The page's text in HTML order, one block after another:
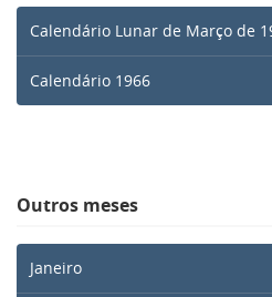
Calendário Lunar de Março de
Calendário 1966
Outros meses
Janeiro